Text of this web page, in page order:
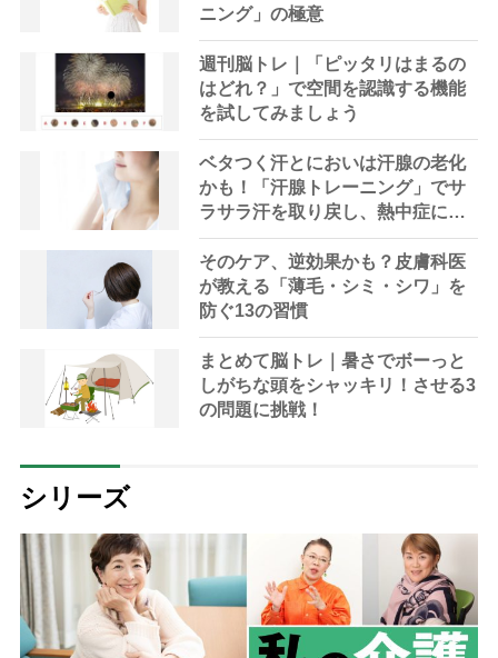
ニング」の極意
週刊脳トレ｜「ピッタリはまるの
はどれ？」で空間を認識する機能
を試してみましょう
ベタつく汗とにおいは汗腺の老化
かも！「汗腺トレーニング」でサ
ラサラ汗を取り戻し、熱中症に負
けない体へ
そのケア、逆効果かも？皮膚科医
が教える「薄毛・シミ・シワ」を
防ぐ13の習慣
まとめて脳トレ｜暑さでボーっと
しがちな頭をシャッキリ！させる3
の問題に挑戦！
シリーズ